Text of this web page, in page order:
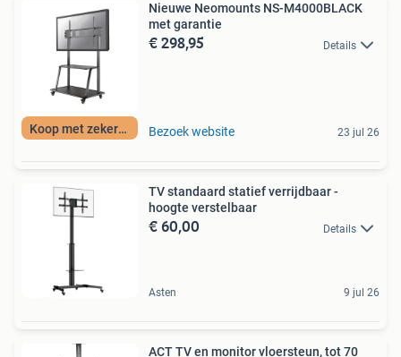
Koop met zekerheid
Nieuwe Neomounts NS-M4000BLACK
met garantie
€ 298,95 Details
Bezoek website 23 jul 26
TV standaard statief verrijdbaar -
hoogte verstelbaar
€ 60,00 Details
Asten 9 jul 26
ACT TV en monitor vloersteun, tot 70